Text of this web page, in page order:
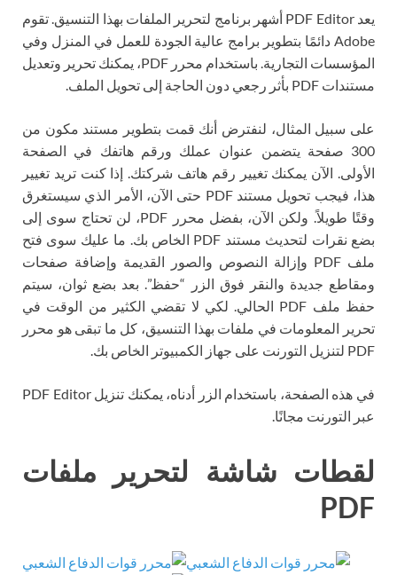
يعد PDF Editor أشهر برنامج لتحرير الملفات بهذا التنسيق. تقوم
Adobe دائمًا بتطوير برامج عالية الجودة للعمل في المنزل وفي
المؤسسات التجارية. باستخدام محرر PDF، يمكنك تحرير وتعديل
مستندات PDF بأثر رجعي دون الحاجة إلى تحويل الملف.
على سبيل المثال، لنفترض أنك قمت بتطوير مستند مكون من
300 صفحة يتضمن عنوان عملك ورقم هاتفك في الصفحة
الأولى. الآن يمكنك تغيير رقم هاتف شركتك. إذا كنت تريد تغيير
هذا، فيجب تحويل مستند PDF حتى الآن، الأمر الذي سيستغرق
وقتًا طويلاً. ولكن الآن، بفضل محرر PDF، لن تحتاج سوى إلى
بضع نقرات لتحديث مستند PDF الخاص بك. ما عليك سوى فتح
ملف PDF وإزالة النصوص والصور القديمة وإضافة صفحات
ومقاطع جديدة والنقر فوق الزر “حفظ”. بعد بضع ثوان، سيتم
حفظ ملف PDF الحالي. لكي لا تقضي الكثير من الوقت في
تحرير المعلومات في ملفات بهذا التنسيق، كل ما تبقى هو محرر
PDF لتنزيل التورنت على جهاز الكمبيوتر الخاص بك.
في هذه الصفحة، باستخدام الزر أدناه، يمكنك تنزيل PDF Editor
عبر التورنت مجانًا.
لقطات شاشة لتحرير ملفات
PDF